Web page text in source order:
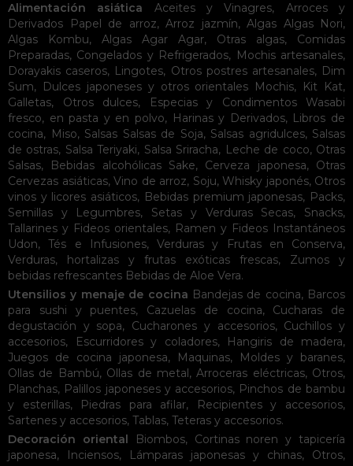
Alimentación asiática Aceites y Vinagres, Arroces y
Derivados
Papel de arroz, Arroz jazmín, Algas Algas Nori,
Algas Kombu, Algas Agar Agar, Otras algas, Comidas
Preparadas, Congelados y Refrigerados, Mochis artesanales,
Dorayakis caseros, Lingotes, Otros postres artesanales, Dim
Sum, Dulces japoneses y otros orientales Mochis, Kit Kat,
Galletas, Otros dulces, Especias y Condimentos
Wasabi
fresco, en pasta y en polvo, Harinas y Derivados, Libros de
cocina, Miso, Salsas Salsas de Soja, Salsas agridulces, Salsas
de ostras, Salsa Teriyaki, Salsa Sriracha, Leche de coco, Otras
Salsas, Bebidas alcohólicas Sake, Cerveza japonesa, Otras
Cervezas asiáticas, Vino de arroz, Soju, Whisky japonés, Otros
vinos y licores asiáticos, Bebidas premium japonesas, Packs,
Semillas y Legumbres, Setas y Verduras Secas, Snacks,
Tallarines y Fideos orientales, Ramen y Fideos Instantáneos
Udon,Tés e Infusiones, Verduras y Frutas en Conserva,
Verduras, hortalizas y frutas exóticas frescas, Zumos y
bebidas refrescantes Bebidas de Aloe Vera.
Utensilios y menaje de cocina Bandejas de cocina, Barcos
para sushi y puentes, Cazuelas de cocina, Cucharas de
degustación y sopa, Cucharones y accesorios, Cuchillos y
accesorios, Escurridores y coladores, Hangiris de madera,
Juegos de cocina japonesa, Maquinas, Moldes y baranes,
Ollas de Bambú, Ollas de metal,Arroceras eléctricas, Otros,
Planchas, Palillos japoneses y accesorios, Pinchos de bambu
y esterillas, Piedras para afilar, Recipientes y accesorios,
Sartenes y accesorios, Tablas, Teteras y accesorios.
Decoración oriental
Biombos, Cortinas noren y tapicería
japonesa, Inciensos, Lámparas japonesas y chinas, Otros,